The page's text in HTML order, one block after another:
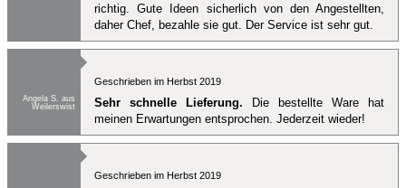
richtig. Gute Ideen sicherlich von den Angestellten,
daher Chef, bezahle sie gut. Der Service ist sehr gut.
Angela S. aus
Weilerswist
Geschrieben im Herbst 2019
Sehr schnelle Lieferung. Die bestellte Ware hat
meinen Erwartungen entsprochen. Jederzeit wieder!
Geschrieben im Herbst 2019